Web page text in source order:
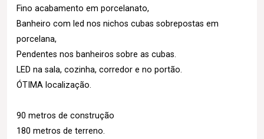
Fino acabamento em porcelanato,
Banheiro com led nos nichos cubas sobrepostas em
porcelana,
Pendentes nos banheiros sobre as cubas.
LED na sala, cozinha, corredor e no portão.
ÓTIMA localização.
90 metros de construção
180 metros de terreno.